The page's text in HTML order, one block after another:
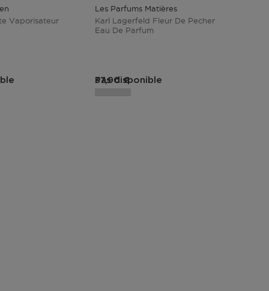
Vaporisateur
Pas disponible
Les Parfums Matières
Karl Lagerfeld Fleur De Pecher
Eau De Parfum
Prix du produit
37,90 €